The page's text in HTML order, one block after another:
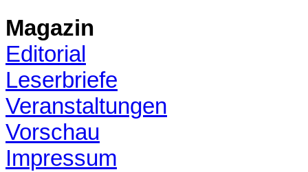
Magazin
Editorial
Leserbriefe
Veranstaltungen
Vorschau
Impressum